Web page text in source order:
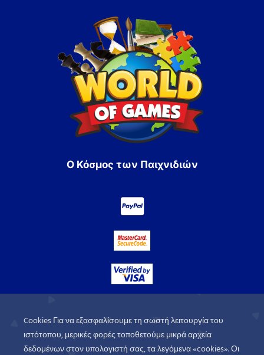
Ο Κόσμος των Παιχνιδιών
Cookies Για να εξασφαλίσουμε τη σωστή λειτουργία του
ιστότοπου, μερικές φορές τοποθετούμε μικρά αρχεία
δεδομένων στον υπολογιστή σας, τα λεγόμενα «cookies». Οι